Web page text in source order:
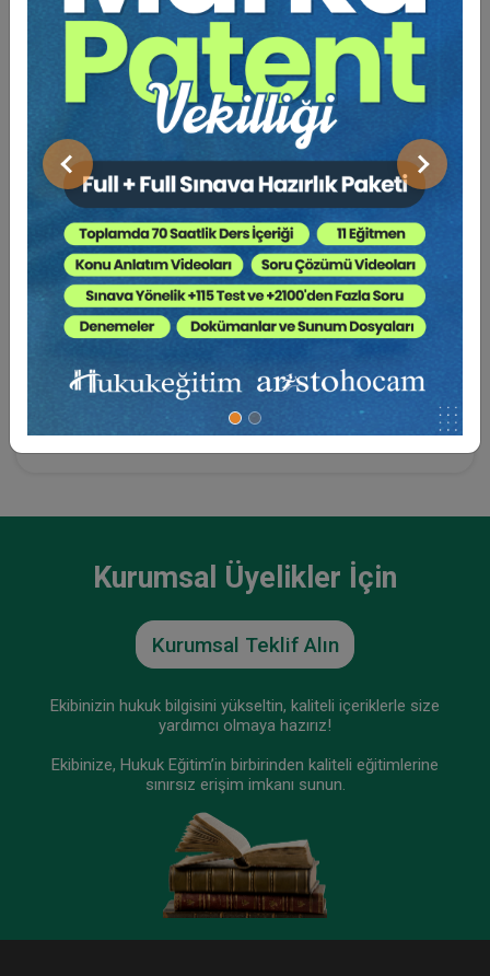
Önceki Sonraki
Miras Hukuku - 2 - IV. Medeni Hukuk Kongresi -
Sepete Ekle
Tüketici Hukuku Enstitüsü
Fütürist Hukuk - IV. Medeni Hukuk Kongresi - XI.
360 TL Sepete Ekle
Tüketici Hukuku Enstitüsü
Yüksek
Lisans
Dokuz Eylül Üniversitesi Sosyal
Bilimler Enstitüsü Özel Hukuk
2002
Doktora
Dokuz Eylül Üniversitesi Sosyal
Bilimler Enstitüsü Özel Hukuk
Anabilim Dalı
2008
Yardımcı
Doçent
Dokuz Eylül Üniversitesi İktisadi
ve İdari Bilimler Fakültesi
2011
Doçent
Üniversitelerarası Kurul Başkanlığı
Bilişim ve Teknolojileri Hukuku
2019
Kurumsal Üyelikler İçin
Kurumsal Teklif Alın
Ekibinizin hukuk bilgisini yükseltin, kaliteli içeriklerle size
yardımcı olmaya hazırız!
Ekibinize, Hukuk Eğitim’in birbirinden kaliteli eğitimlerine
sınırsız erişim imkanı sunun.